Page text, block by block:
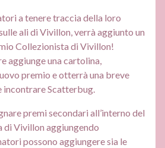
a tenere traccia della loro
ali di Vivillon, verrà aggiunto un
Collezionista di Vivillon!
aggiunge una cartolina,
premio e otterrà una breve
incontrare Scatterbug.
premi secondari all’interno del
Vivillon aggiungendo
possono aggiungere sia le